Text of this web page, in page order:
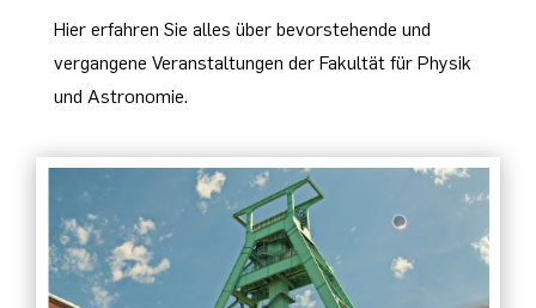
Hier erfahren Sie alles über bevorstehende und
vergangene Veranstaltungen der Fakultät für Physik
und Astronomie.